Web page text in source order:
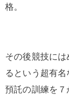
格。
その後競技に
るという超有
預託の訓練を